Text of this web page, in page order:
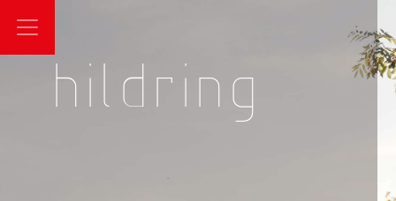
hildring
hildring